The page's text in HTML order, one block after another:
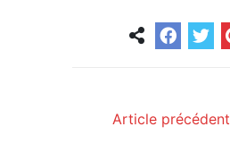
Article précédent